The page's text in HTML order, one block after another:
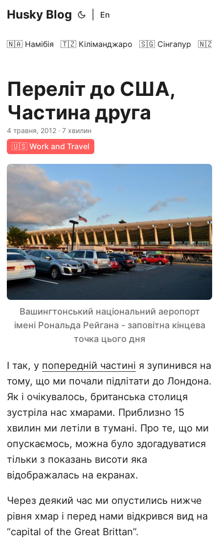
Husky Blog En
🇳🇦 Намібія 🇹🇿 Кіліманджаро 🇸🇬 Сінгапур 🇳🇿
Переліт до США,
Частина друга
4 травня, 2012 · 7 хвилин
🇺🇸 Work and Travel
Вашингтонський національний аеропорт
імені Рональда Рейгана - заповітна кінцева
точка цього дня
І так, у попередній частині я зупинився на
тому, що ми почали підлітати до Лондона.
Як і очікувалось, британська столиця
зустріла нас хмарами. Приблизно 15
хвилин ми летіли в тумані. Про те, що ми
опускаємось, можна було здогадуватися
тільки з показань висоти яка
відображалась на екранах.
Через деякий час ми опустились нижче
рівня хмар і перед нами відкрився вид на
“capital of the Great Brittan”.